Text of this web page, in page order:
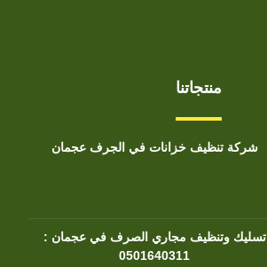
منتجاتنا
شركة تنظيف خزانات في الجرف عجمان
تسليك وتنظيف مجاري الصرف في عجمان :
0501640311